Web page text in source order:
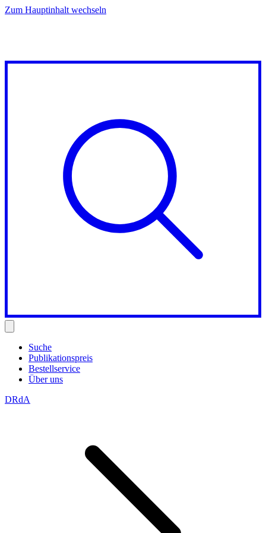
Zum Hauptinhalt wechseln
Suche
Publikationspreis
Bestellservice
Über uns
DRdA